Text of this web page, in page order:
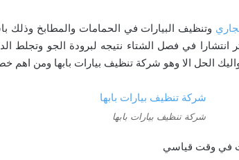
وتنظيف البيارات في الحمامات والمطابخ وذلك
انتشارا في فصل الشتاء نتيجه لبرودة الجو
الحل الا وهو شركة تنظيف بيارات بابها ومن اهم
شركة تنظيف بيارات بابها
في وقت قياسي